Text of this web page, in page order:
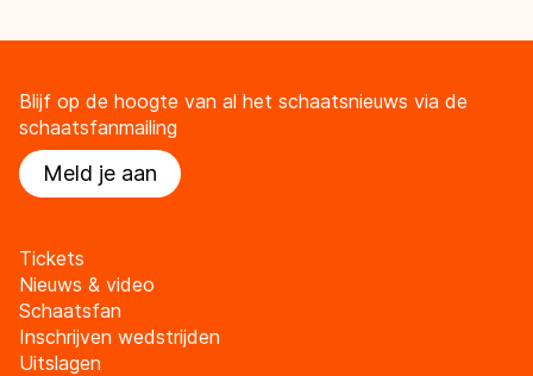
Blijf op de hoogte van al het schaatsnieuws via de
schaatsfanmailing
Meld je aan
Tickets
Nieuws & video
Schaatsfan
Inschrijven wedstrijden
Uitslagen